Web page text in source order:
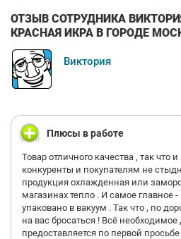
ОТЗЫВ СОТРУДНИКА
КРАСНАЯ ИКРА В ГОРОДЕ
Виктория
Плюсы в работе
Товар отличного качества , так что
конкуренты и покупателям не
продукция охлажденная или
магазинах тепло . И самое главное
упаковано в вакуум . Так что , по
на вас бросаться ! Всё
предоставляется по первой